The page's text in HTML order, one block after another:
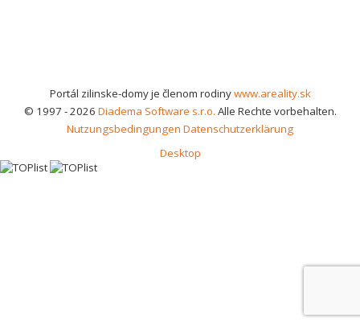
Portál zilinske-domy je členom rodinywww.areality.sk
© 1997 - 2026 Diadema Software s.r.o. Alle Rechte vorbehalten.
Nutzungsbedingungen Datenschutzerklärung
Desktop